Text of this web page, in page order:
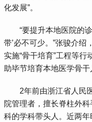
化发展”。
“要提升本地医院的诊
带’必不可少。”张骏介绍
实施“骨干培育”工程等行
助毕节培育本地医学骨干
2年前由浙江省人民医
院管理者，擅长脊柱外
科的学科带头人。近两